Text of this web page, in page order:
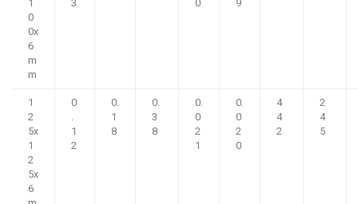
1
0
0x
6
m
m
3
0
9
1
2
5x
1
2
5x
6
0
.
1
2
0.
1
8
0.
3
8
0.
0
2
1
0.
0
2
0
4
4
2
2
4
5